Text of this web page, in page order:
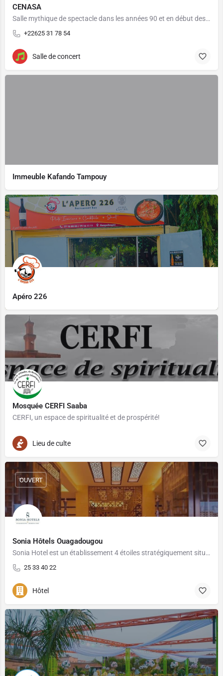
CENASA
Salle mythique de spectacle dans les années 90 et en début des années 2000 au Burkina Faso. Le CENASA a…
+22625 31 78 54
Salle de concert
Immeuble Kafando Tampouy
Apéro 226
Mosquée CERFI Saaba
CERFI, un espace de spiritualité et de prospérité!
Lieu de culte
Sonia Hôtels Ouagadougou
Sonia Hotel est un établissement 4 étoiles stratégiquement situé au centre-ville, c'est le point de départ…
25 33 40 22
OUVERT
Hôtel